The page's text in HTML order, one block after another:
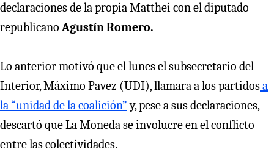
declaraciones de la propia Matthei con el diputado
republicano Agustín Romero.
Lo anterior motivó que el lunes el subsecretario del
Interior, Máximo Pavez (UDI), llamara a los partidosa
la “unidad de la coalición”y, pese a sus declaraciones,
descartó que La Moneda se involucre en el conflicto
entre las colectividades.